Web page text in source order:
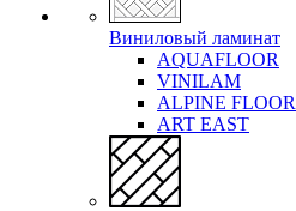
Виниловый ламинат
AQUAFLOOR
VINILAM
ALPINE FLOOR
ART EAST